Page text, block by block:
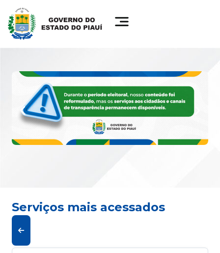
Serviços mais acessados